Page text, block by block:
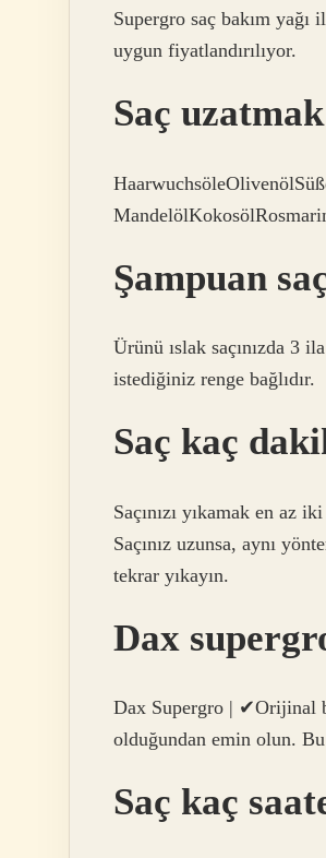
Supergro saç bakım
uygun fiyatlandırılıyor.
Saç
Şampuan
Ürünü ıslak saçınızda 3
istediğiniz renge bağlıdır.
Saç kaç
Saçınızı yıkamak en az
Saçınız uzunsa, aynı
tekrar yıkayın.
Dax
Dax Supergro | ✔Orijinal
olduğundan emin olun.
Saç kaç